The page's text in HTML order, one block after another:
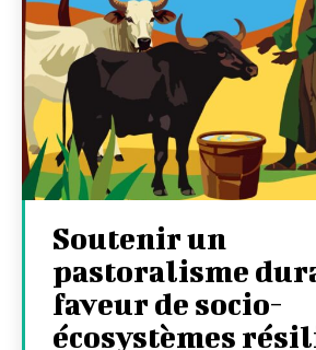
Soutenir un
pastoralisme
faveur de socio-
écosystèmes